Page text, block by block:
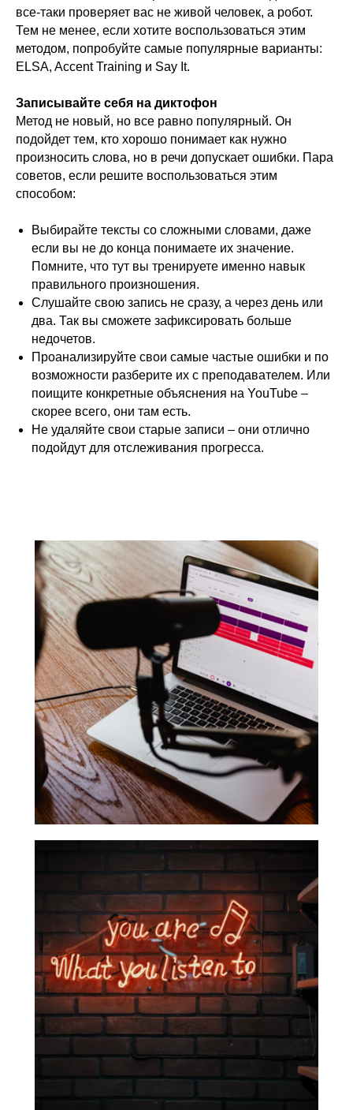
все-таки проверяет вас не живой человек, а робот.
Тем не менее, если хотите воспользоваться этим
методом, попробуйте самые популярные варианты:
ELSA, Accent Training и Say It.
Записывайте себя на диктофон
Метод не новый, но все равно популярный. Он
подойдет тем, кто хорошо понимает как нужно
произносить слова, но в речи допускает ошибки. Пара
советов, если решите воспользоваться этим
способом:
Выбирайте тексты со сложными словами, даже
если вы не до конца понимаете их значение.
Помните, что тут вы тренируете именно навык
правильного произношения.
Слушайте свою запись не сразу, а через день или
два. Так вы сможете зафиксировать больше
недочетов.
Проанализируйте свои самые частые ошибки и по
возможности разберите их с преподавателем. Или
поищите конкретные объяснения на YouTube –
скорее всего, они там есть.
Не удаляйте свои старые записи – они отлично
подойдут для отслеживания прогресса.